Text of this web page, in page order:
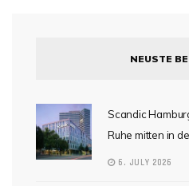
NEUSTE
Scandic
Ruhe mitten in
6. JULY 2026